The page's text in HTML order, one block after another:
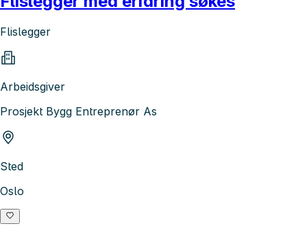
Flislegger
Arbeidsgiver
Prosjekt Bygg Entreprenør As
Sted
Oslo